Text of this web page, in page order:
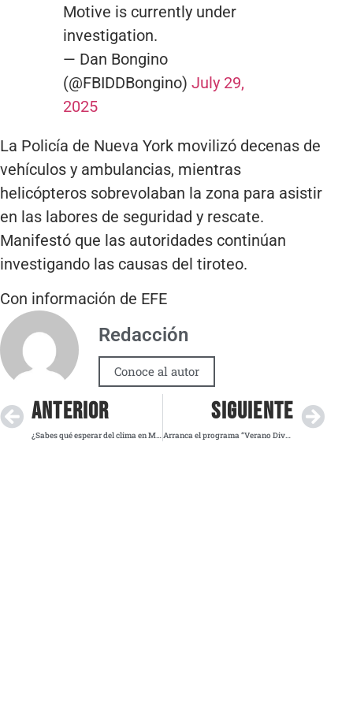
Motive is currently under
investigation.
— Dan Bongino
(@FBIDDBongino) July 29,
2025
La Policía de Nueva York movilizó decenas de
vehículos y ambulancias, mientras
helicópteros sobrevolaban la zona para asistir
en las labores de seguridad y rescate.
Manifestó que las autoridades continúan
investigando las causas del tiroteo.
Con información de EFE
Redacción
Conoce al autor
ANTERIOR
¿Sabes qué esperar del clima en México hoy? ¡Descubre aquí el pronóstico completo!
SIGUIENTE
Arranca el programa “Verano Divertido” en PILARES para más de 10,000 niños